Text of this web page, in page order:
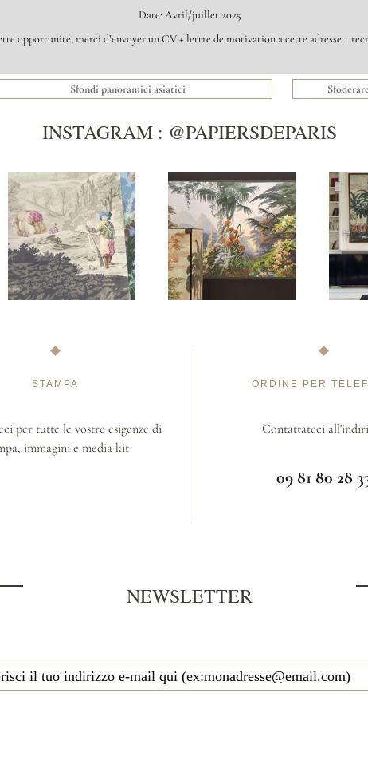
Date: Avril/juillet 2025
opportunité, merci d’envoyer un CV + lettre de motivation à cette adresse:
Sfondi panoramici asiatici
INSTAGRAM : @PAPIERSDEPARIS
STAMPA
per tutte le vostre esigenze di
immagini e media kit
ORDINE PER
Contattateci
09 81 80 28
NEWSLETTER